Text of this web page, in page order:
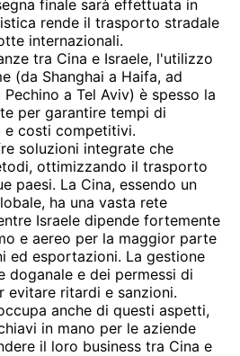
finale sarà effettuata in
rende il trasporto stradale
internazionali.
tra Cina e Israele, l'utilizzo
(da Shanghai a Haifa, ad
a Tel Aviv) è spesso la
per garantire tempi di
e costi competitivi.
soluzioni integrate che
ottimizzando il trasporto
paesi. La Cina, essendo un
ha una vasta rete
Israele dipende fortemente
e aereo per la maggior parte
ed esportazioni. La gestione
doganale e dei permessi di
evitare ritardi e sanzioni.
anche di questi aspetti,
in mano per le aziende
il loro business tra Cina e